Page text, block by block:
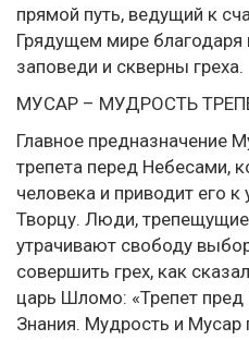
прямой путь, ведущий к
Грядущем мире
заповеди и скверны греха.
МУСАР – МУДРОСТЬ
Главное предназначение
трепета перед Небесами,
человека и приводит его
Творцу. Люди,
утрачивают свободу
совершить грех, как
царь Шломо: «Трепет
Знания. Мудрость и Мусар